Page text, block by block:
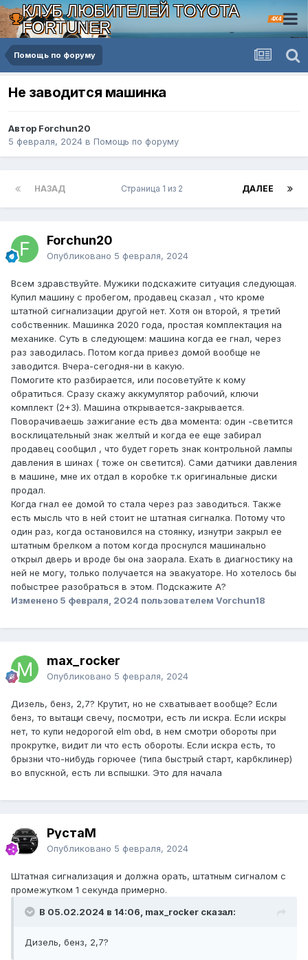
КЛУБ ЛЮБИТЕЛЕЙ TOYOTA
FORTUNER
4X4
Помощь по форуму
Не заводится машинка
Автор Forchun20
5 февраля, 2024 в Помощь по форуму
НАЗАД ДАЛЕЕ
Страница 1 из 2
Forchun20
Опубликовано 5 февраля, 2024
Всем здравствуйте. Мужики подскажите ситуация следующая.
Купил машину с пробегом, продавец сказал , что кроме
штатной сигнализации другой нет. Хотя он второй, я третий
собственник. Машинка 2020 года, простая комплектация на
механике. Суть в следующем: машина когда ее гнал, через
раз заводилась. Потом когда привез домой вообще не
заводится. Вчера-сегодня-ни в какую.
Помогите кто разбирается, или посоветуйте к кому
обратиться. Сразу скажу аккумулятор рабочий, ключи
комплект (2+3). Машина открывается-закрывается.
Поворачиваешь зажигание есть два момента: один -светится
восклицательный знак желтый и когда ее еще забирал
продавец сообщил , что будет гореть знак контрольной лампы
давления в шинах ( тоже он светится). Сами датчики давления
в машине, мне их отдал в коробке т.к оригинальные диски
продал.
Когда гнал ее домой то стала через раз заводиться. Также
есть мысль что в ней стоит не штатная сигналка. Потому что
один раз, когда остановился на стоянку, изнутри закрыл ее
штатным брелком а потом когда проснулся машинально
открыл дверь и вроде бы она заорала. Ехать в диагностику на
ней не могу, только получается на эвакуаторе. Но хотелось бы
побыстрее разобраться в этом. Подскажите А?
Изменено 5 февраля, 2024 пользователем Vorchun18
max_rocker
Опубликовано 5 февраля, 2024
Дизель, бенз, 2,7? Крутит, но не схватывает вообще? Если
бенз, то вытащи свечу, посмотри, есть ли искра. Если искры
нет, то купи недорогой elm obd, в нем смотри обороты при
прокрутке, видит ли что есть обороты. Если искра есть, то
брызни что-нибудь горючее (типа быстрый старт, карбклинер)
во впускной, есть ли вспышки. Это для начала
РустаM
Опубликовано 5 февраля, 2024
Штатная сигнализация и должна орать, штатным сигналом с
промежутком 1 секунда примерно.
В 05.02.2024 в 14:06, max_rocker сказал:
Дизель, бенз, 2,7?